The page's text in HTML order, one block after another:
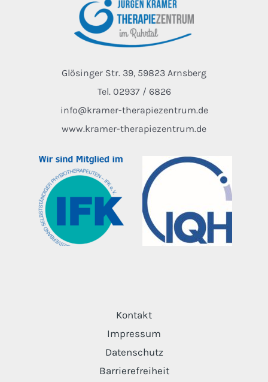
Glösinger Str. 39, 59823 Arnsberg
Tel. 02937 / 6826
info@kramer-therapiezentrum.de
www.kramer-therapiezentrum.de
Kontakt
Impressum
Datenschutz
Barrierefreiheit